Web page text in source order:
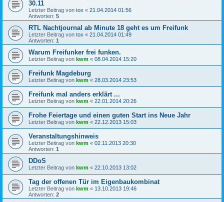
30.11
Letzter Beitrag von tox « 21.04.2014 01:56
Antworten: 5
RTL Nachtjournal ab Minute 18 geht es um Freifunk
Letzter Beitrag von tox « 21.04.2014 01:49
Antworten: 1
Warum Freifunker frei funken.
Letzter Beitrag von kwm « 08.04.2014 15:20
Freifunk Magdeburg
Letzter Beitrag von kwm « 28.03.2014 23:53
Freifunk mal anders erklärt ...
Letzter Beitrag von kwm « 22.01.2014 20:26
Frohe Feiertage und einen guten Start ins Neue Jahr
Letzter Beitrag von kwm « 22.12.2013 15:03
Veranstaltungshinweis
Letzter Beitrag von kwm « 02.11.2013 20:30
Antworten: 1
DDoS
Letzter Beitrag von kwm « 22.10.2013 13:02
Tag der offenen Tür im Eigenbaukombinat
Letzter Beitrag von kwm « 13.10.2013 19:46
Antworten: 2